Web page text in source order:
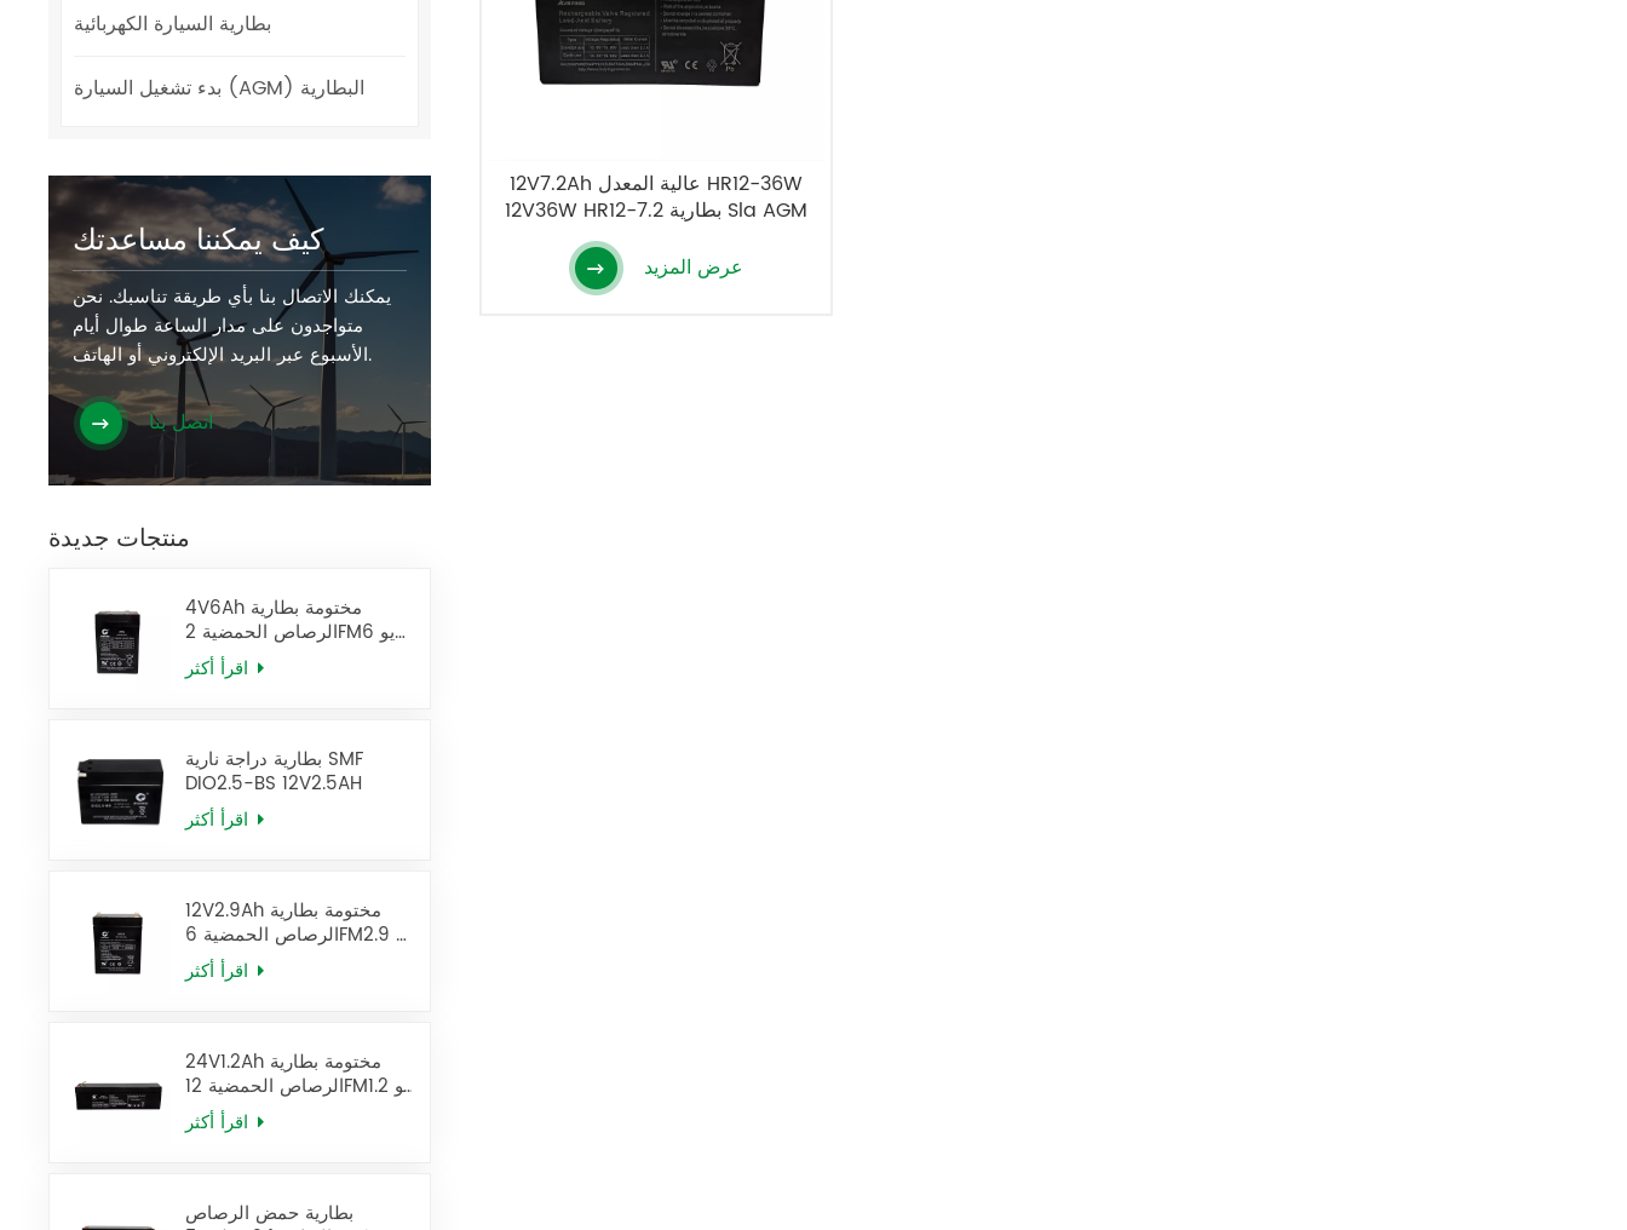
بطارية السيارة الكهربائية
بدء تشغيل السيارة (AGM) البطارية
كيف يمكننا مساعدتك
يمكنك الاتصال بنا بأي طريقة تناسبك. نحن
متواجدون على مدار الساعة طوال أيام
الأسبوع عبر البريد الإلكتروني أو الهاتف.
اتصل بنا
منتجات جديدة
4V6Ah مختومة بطارية
الرصاص الحمضية 2FM6 يو
بي إس البطارية
بطارية دراجة نارية SMF
DIO2.5-BS 12V2.5AH
12V2.9Ah مختومة بطارية
الرصاص الحمضية 6FM2.9 يو
بي إس البطارية
24V1.2Ah مختومة بطارية
الرصاص الحمضية 12FM1.2 يو
بي إس البطارية
بطارية حمض الرصاص
12V7.2Ah عالية المعدل HR12-36W
12V36W HR12-7.2 بطارية Sla AGM
عرض المزيد